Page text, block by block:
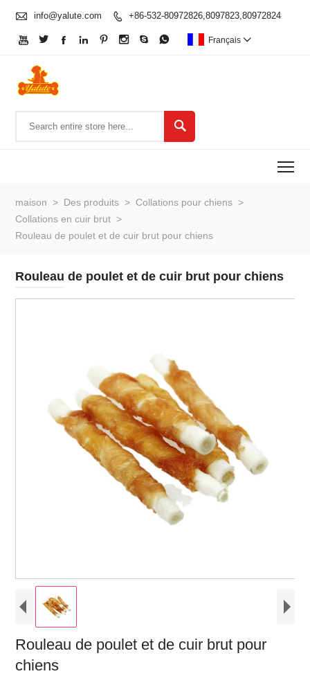
 info@yalute.com  +86-532-80972826,8097823,80972824
        Français 

maison > Des produits > Collations pour chiens >
Collations en cuir brut >
Rouleau de poulet et de cuir brut pour chiens
Rouleau de poulet et de cuir brut pour chiens
Rouleau de poulet et de cuir brut pour
chiens